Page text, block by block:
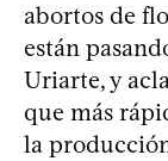
abortos de
están
Uriarte, y
que más
la